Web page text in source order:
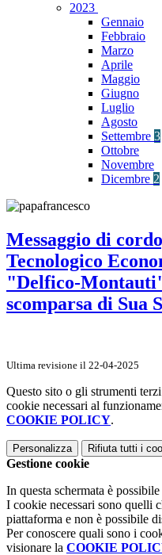
2023
Gennaio
Febbraio
Marzo
Aprile
Maggio
Giugno
Luglio
Agosto
Settembre 3
Ottobre
Novembre
Dicembre 2
Messaggio di
Tecnologico
"Delfico-
scomparsa di Sua
Ultima revisione il 22-04-2025
Questo sito o gli strumenti
cookie necessari al
COOKIE POLICY.
Personalizza Rifiuta tutti i
Gestione cookie
In questa schermata è
I cookie necessari sono quelli
piattaforma e non è possibile
Per conoscere quali sono i
visionare la COOKIE